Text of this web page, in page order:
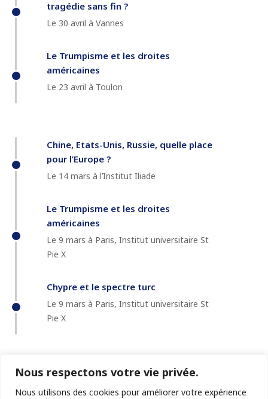
Nous respectons votre vie privée.
Nous utilisons des cookies pour améliorer votre expérience
tragédie sans fin ?
Le 30 avril à Vannes
Le Trumpisme et les droites
américaines
Le 23 avril à Toulon
Chine, Etats-Unis, Russie, quelle place
pour l’Europe ?
Le 14 mars à l’Institut Iliade
Le Trumpisme et les droites
américaines
Le 9 mars à Paris, Institut universitaire St
Pie X
Chypre et le spectre turc
Le 9 mars à Paris, Institut universitaire St
Pie X